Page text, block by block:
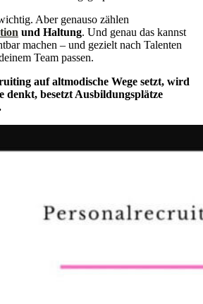
Aber genauso zählen
und Haltung. Und genau das kannst
machen – und gezielt nach Talenten
Team passen.
auf altmodische Wege setzt, wird
denkt, besetzt Ausbildungsplätze